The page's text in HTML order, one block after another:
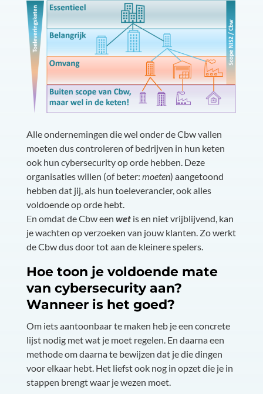
Alle ondernemingen die wel onder de Cbw vallen
moeten dus controleren of bedrijven in hun keten
ook hun cybersecurity op orde hebben. Deze
organisaties willen (of beter: moeten) aangetoond
hebben dat jij, als hun toeleverancier, ook alles
voldoende op orde hebt.
En omdat de Cbw een wetis en niet vrijblijvend, kan
je wachten op verzoeken van jouw klanten. Zo werkt
de Cbw dus door tot aan de kleinere spelers.
Hoe toon je voldoende mate
van cybersecurity aan?
Wanneer is het goed?
Om iets aantoonbaar te maken heb je een concrete
lijst nodig met wat je moet regelen. En daarna een
methode om daarna te bewijzen dat je die dingen
voor elkaar hebt. Het liefst ook nog in opzet die je in
stappen brengt waar je wezen moet.